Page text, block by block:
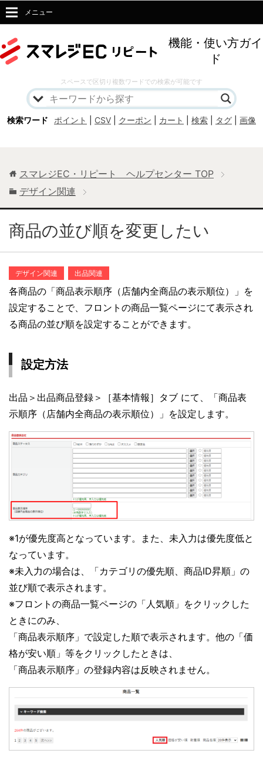
機能・使い方ガイ
ド
スペースで区切り複数ワードでの検索が可能です
検索ワード ポイント CSV クーポン カート 検索 タグ 画像
メニュー
スマレジEC・リピート ヘルプセンター TOP
デザイン関連
商品の並び順を変更したい
デザイン関連 出品関連
各商品の「商品表示順序（店舗内全商品の表示順位）」を
設定することで、フロントの商品一覧ページにて表示され
る商品の並び順を設定することができます。
設定方法
出品＞出品商品登録＞［基本情報］タブ にて、「商品表
示順序（店舗内全商品の表示順位）」を設定します。
※1が優先度高となっています。また、未入力は優先度低と
なっています。
※未入力の場合は、「カテゴリの優先順、商品ID昇順」の
並び順で表示されます。
※フロントの商品一覧ページの「人気順」をクリックした
ときにのみ、
「商品表示順序」で設定した順で表示されます。他の「価
格が安い順」等をクリックしたときは、
「商品表示順序」の登録内容は反映されません。